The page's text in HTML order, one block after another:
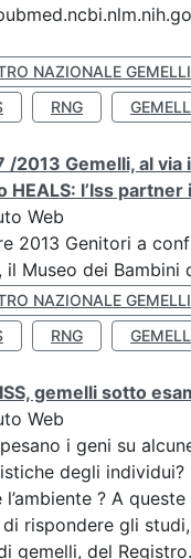
NAZIONALE GEMELLI
RNG
/2013 Gemelli, al
HEALS: l’Iss partner
Web
2013 Genitori a
il Museo dei Bambini
NAZIONALE GEMELLI
RNG
gemelli sotto
Web
i geni su
degli individui?
l’ambiente ? A
rispondere gli
gemelli, del